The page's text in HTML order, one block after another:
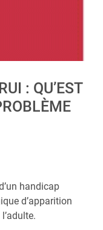
: QU’EST
handicap
d’apparition